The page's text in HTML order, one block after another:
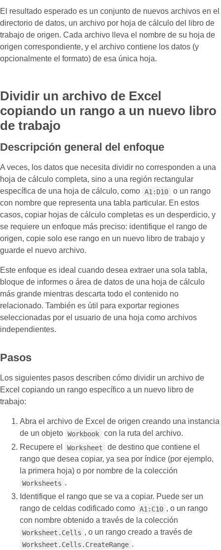
El resultado esperado es un conjunto de nuevos archivos en el
directorio de datos, un archivo por hoja de cálculo del libro de
trabajo de origen. Cada archivo lleva el nombre de su hoja de
origen correspondiente, y el archivo contiene los datos (y
opcionalmente el formato) de esa única hoja.
Dividir un archivo de Excel
copiando un rango a un nuevo libro
de trabajo
Descripción general del enfoque
A veces, los datos que necesita dividir no corresponden a una
hoja de cálculo completa, sino a una región rectangular
específica de una hoja de cálculo, como A1:D10
o un rango
con nombre que representa una tabla particular. En estos
casos, copiar hojas de cálculo completas es un desperdicio, y
se requiere un enfoque más preciso: identifique el rango de
origen, copie solo ese rango en un nuevo libro de trabajo y
guarde el nuevo archivo.
Este enfoque es ideal cuando desea extraer una sola tabla,
bloque de informes o área de datos de una hoja de cálculo
más grande mientras descarta todo el contenido no
relacionado. También es útil para exportar regiones
seleccionadas por el usuario de una hoja como archivos
independientes.
Pasos
Los siguientes pasos describen cómo dividir un archivo de
Excel copiando un rango específico a un nuevo libro de
trabajo:
Abra el archivo de Excel de origen creando una instancia
de un objeto Workbook
con la ruta del archivo.
Recupere el
Worksheet
de destino que contiene el
rango que desea copiar, ya sea por índice (por ejemplo,
la primera hoja) o por nombre de la colección
Worksheets .
Identifique el rango que se va a copiar. Puede ser un
rango de celdas codificado como A1:C10 , o un rango
con nombre obtenido a través de la colección
Worksheet.Cells , o un rango creado a través de
Worksheet.Cells.CreateRange .